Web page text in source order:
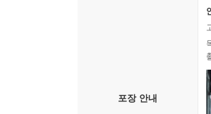
포장 안내